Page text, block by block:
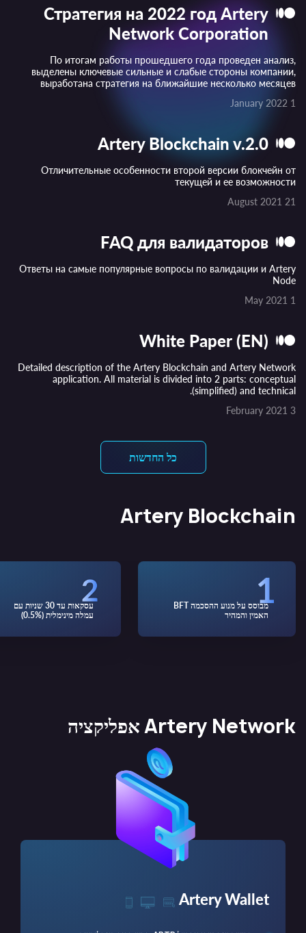
Стратегия на 2022 год Artery
Network Corporation
По итогам работы прошедшего года проведен анализ,
выделены ключевые сильные и слабые стороны компании,
выработана стратегия на ближайшие несколько месяцев
1 January 2022
Artery Blockchain v.2.0
Отличительные особенности второй версии блокчейн от
текущей и ее возможности
21 August 2021
FAQ для валидаторов
Ответы на самые популярные вопросы по валидации и Artery
Node
1 May 2021
White Paper (EN)
Detailed description of the Artery Blockchain and Artery Network
application. All material is divided into 2 parts: conceptual
(simplified) and technical.
3 February 2021
כל החדשות
Artery Blockchain
מבוסס על מנוע ההסכמה BFT
האמין והמהיר
עסקאות עד 30 שניות עם
עמלה מינימלית (0.5%)
Artery Network אפליקציה
Artery Wallet